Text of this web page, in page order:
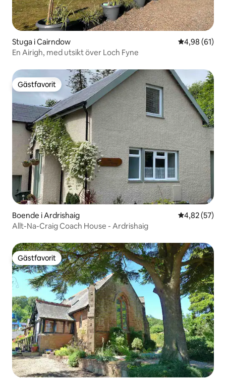
Stuga i Cairndow 4,98 av 5 i
4,98 (61)
En Airigh, med utsikt över Loch Fyne
Gästfavorit
Gästfavorit
Boende i Ardrishaig 4,82 av 5 i
4,82 (57)
Allt-Na-Craig Coach House - Ardrishaig
Gästfavorit
Gästfavorit